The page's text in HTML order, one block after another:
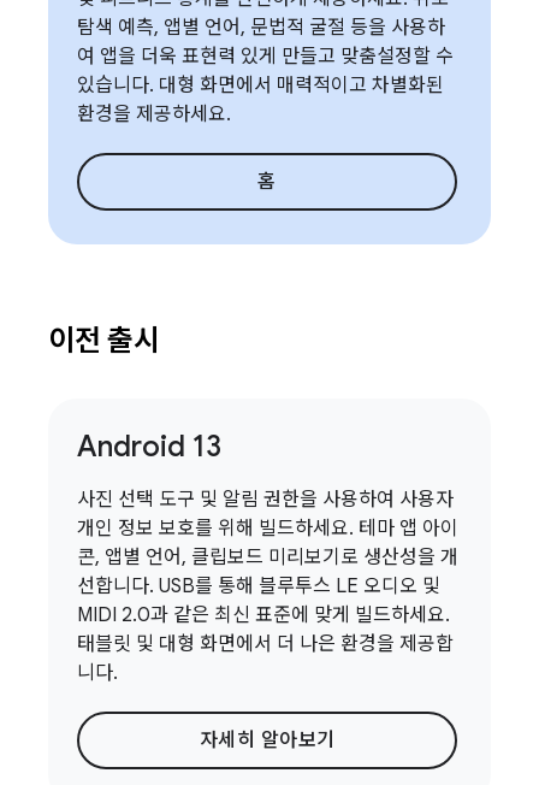
탐색 예측, 앱별 언어, 문법적 굴절 등을 사용하
여 앱을 더욱 표현력 있게 만들고 맞춤설정할 수
있습니다. 대형 화면에서 매력적이고 차별화된
환경을 제공하세요.
홈
이전 출시
Android 13
사진 선택 도구 및 알림 권한을 사용하여 사용자
개인 정보 보호를 위해 빌드하세요. 테마 앱 아이
콘, 앱별 언어, 클립보드 미리보기로 생산성을 개
선합니다. USB를 통해 블루투스 LE 오디오 및
MIDI 2.0과 같은 최신 표준에 맞게 빌드하세요.
태블릿 및 대형 화면에서 더 나은 환경을 제공합
니다.
자세히 알아보기